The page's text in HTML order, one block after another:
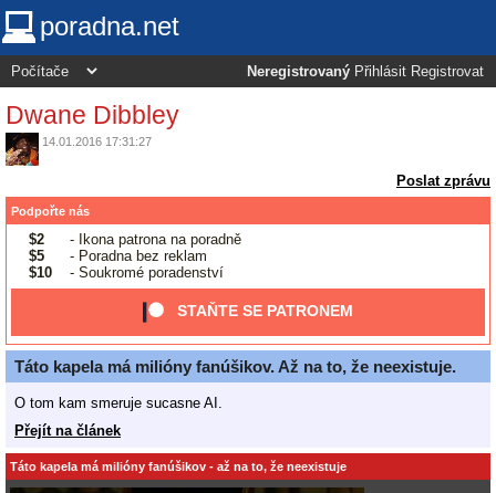
poradna.net
Neregistrovaný Přihlásit Registrovat
Dwane Dibbley
14.01.2016 17:31:27
Poslat zprávu
Podpořte nás
$2
- Ikona patrona na poradně
$5
- Poradna bez reklam
$10
- Soukromé poradenství
STAŇTE SE PATRONEM
Táto kapela má milióny fanúšikov. Až na to, že neexistuje.
O tom kam smeruje sucasne AI.
Přejít na článek
Táto kapela má milióny fanúšikov - až na to, že neexistuje